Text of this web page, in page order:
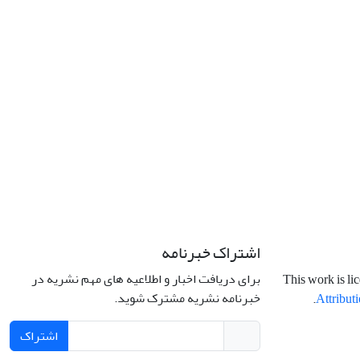
This work is
.
اشتراک خبرنامه
برای دریافت اخبار و اطلاعیه های مهم نشریه در
خبرنامه نشریه مشترک شوید.
اشتراک